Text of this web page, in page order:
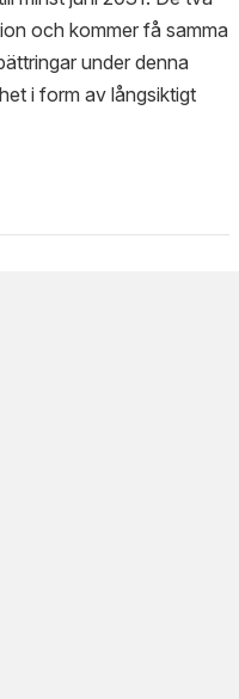
och kommer få samma
under denna
i form av långsiktigt